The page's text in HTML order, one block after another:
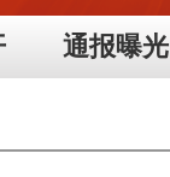
通报曝光